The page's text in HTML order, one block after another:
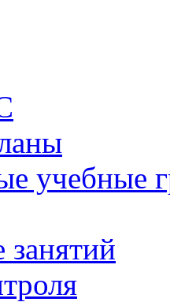
учебные
занятий